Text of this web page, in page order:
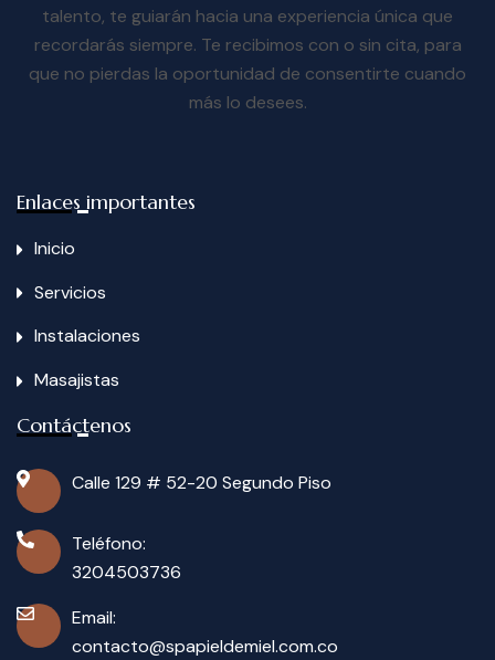
talento, te guiarán hacia una experiencia única que
recordarás siempre. Te recibimos con o sin cita, para
que no pierdas la oportunidad de consentirte cuando
más lo desees.
Enlaces importantes
Inicio
Servicios
Instalaciones
Masajistas
Contáctenos
Calle 129 # 52-20 Segundo Piso
Teléfono:
3204503736
Email:
contacto@spapieldemiel.com.co